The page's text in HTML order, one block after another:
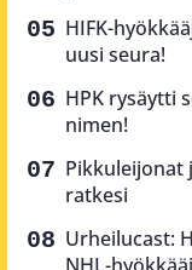
HIFK-
uusi seura!
HPK rysäytti
nimen!
Pikkuleijonat
ratkesi
Urheilucast: